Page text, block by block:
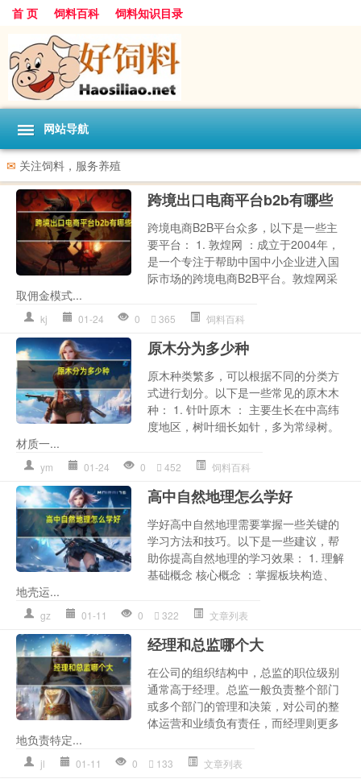
首 页 饲料百科 饲料知识目录
网站导航
✉ 关注饲料，服务养殖
跨境出口电商平台b2b有哪些
跨境电商B2B平台众多，以下是一些主
要平台： 1. 敦煌网 ：成立于2004年，
是一个专注于帮助中国中小企业进入国
际市场的跨境电商B2B平台。敦煌网采
取佣金模式...
kj 01-24 0 365 饲料百科
原木分为多少种
原木种类繁多，可以根据不同的分类方
式进行划分。以下是一些常见的原木木
种： 1. 针叶原木 ： 主要生长在中高纬
度地区，树叶细长如针，多为常绿树。
材质一...
ym 01-24 0 452 饲料百科
高中自然地理怎么学好
学好高中自然地理需要掌握一些关键的
学习方法和技巧。以下是一些建议，帮
助你提高自然地理的学习效果： 1. 理解
基础概念 核心概念 ：掌握板块构造、
地壳运...
gz 01-11 0 322 文章列表
经理和总监哪个大
在公司的组织结构中，总监的职位级别
通常高于经理。总监一般负责整个部门
或多个部门的管理和决策，对公司的整
体运营和业绩负有责任，而经理则更多
地负责特定...
jl 01-11 0 133 文章列表